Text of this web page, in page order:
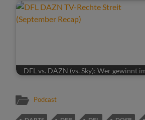
DFL vs. DAZN (vs. Sky): Wer gewinnt
Podcast